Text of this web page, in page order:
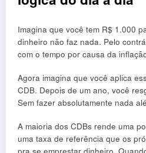
Imagina que você tem R$ 1.000
dinheiro não faz nada. Pelo
com o tempo por causa da
Agora imagina que você aplica
CDB. Depois de um ano, você
Sem fazer absolutamente nada
A maioria dos CDBs rende uma
uma taxa de referência que os